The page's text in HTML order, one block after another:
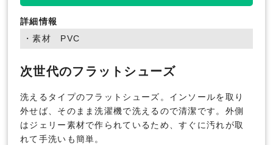
詳細情報
・素材 PVC
次世代のフラットシューズ
洗えるタイプのフラットシューズ。インソールを取り
外せば、そのまま洗濯機で洗えるので清潔です。外側
はジェリー素材で作られているため、すぐに汚れが取
れて手洗いも簡単。